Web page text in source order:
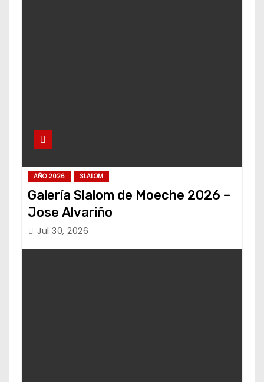
AÑO 2026 SLALOM
Galería Slalom de Moeche 2026 –
Jose Alvariño
Jul 30, 2026